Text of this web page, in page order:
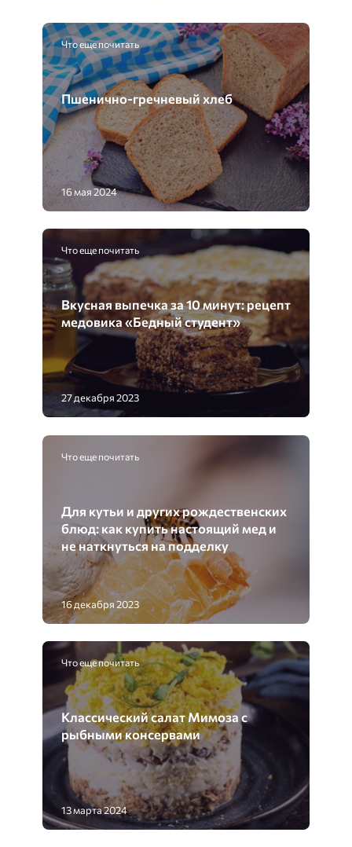
Что еще почитать
Пшенично-гречневый хлеб
16 мая 2024
Что еще почитать
Вкусная выпечка за 10 минут: рецепт
медовика «Бедный студент»
27 декабря 2023
Что еще почитать
Для кутьи и других рождественских
блюд: как купить настоящий мед и
не наткнуться на подделку
16 декабря 2023
Что еще почитать
Классический салат Мимоза с
рыбными консервами
13 марта 2024